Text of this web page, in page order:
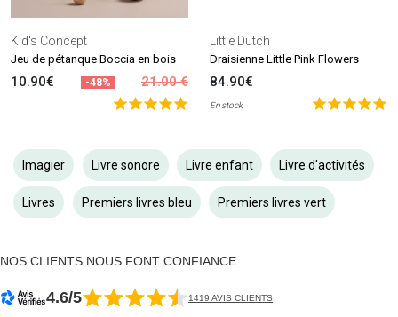
Kid's Concept
Jeu de pétanque Boccia en bois
10.90€ -48% 21.00 €
Little Dutch
Draisienne Little Pink Flowers
84.90€
En stock
Imagier Livre sonore Livre enfant Livre d'activités
Livres Premiers livres bleu Premiers livres vert
NOS CLIENTS NOUS FONT CONFIANCE
4.6/5 1419 AVIS CLIENTS